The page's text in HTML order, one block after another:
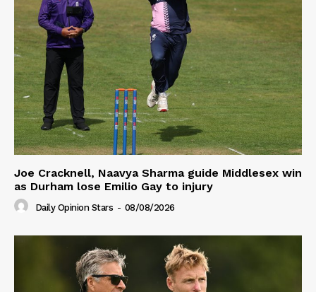
Joe Cracknell, Naavya Sharma guide Middlesex win
as Durham lose Emilio Gay to injury
Daily Opinion Stars - 08/08/2026